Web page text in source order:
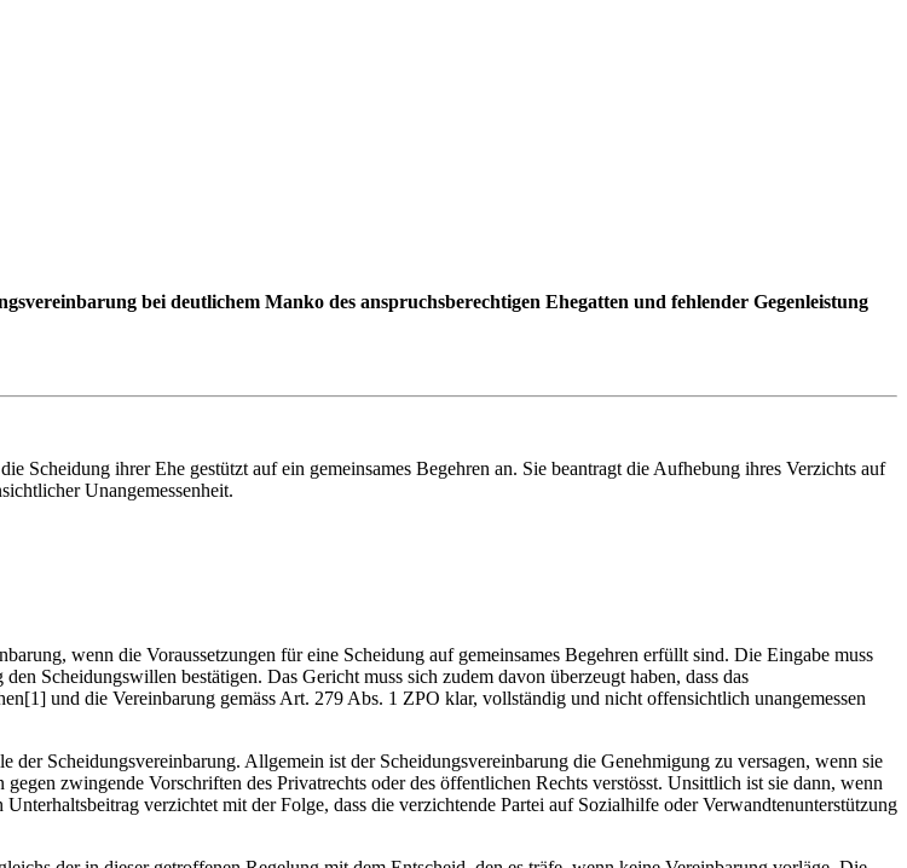
bei deutlichem Manko des anspruchsberechtigen Ehegatten und fehlender Gegenleistung
ihrer Ehe gestützt auf ein gemeinsames Begehren an. Sie beantragt die Aufhebung ihres Verzichts auf
Unangemessenheit.
wenn die Voraussetzungen für eine Scheidung auf gemeinsames Begehren erfüllt sind. Die Eingabe muss
Scheidungswillen bestätigen. Das Gericht muss sich zudem davon überzeugt haben, dass das
und die Vereinbarung gemäss Art. 279 Abs. 1 ZPO klar, vollständig und nicht offensichtlich unangemessen
Scheidungsvereinbarung. Allgemein ist der Scheidungsvereinbarung die Genehmigung zu versagen, wenn sie
zwingende Vorschriften des Privatrechts oder des öffentlichen Rechts verstösst. Unsittlich ist sie dann, wenn
verzichtet mit der Folge, dass die verzichtende Partei auf Sozialhilfe oder Verwandtenunterstützung